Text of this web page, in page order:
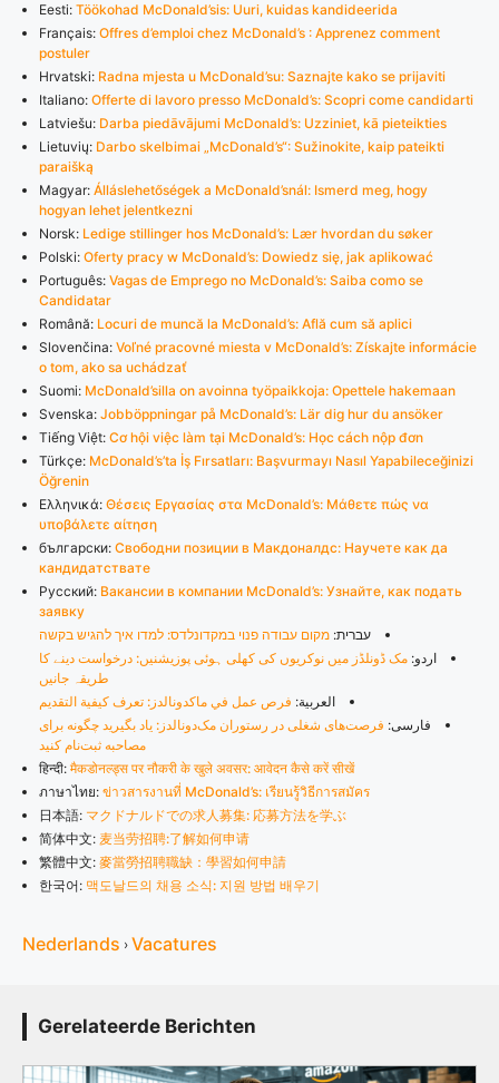
Eesti: Töökohad McDonald’sis: Uuri, kuidas kandideerida
Français: Offres d’emploi chez McDonald’s : Apprenez comment
postuler
Hrvatski: Radna mjesta u McDonald’su: Saznajte kako se prijaviti
Italiano: Offerte di lavoro presso McDonald’s: Scopri come candidarti
Latviešu: Darba piedāvājumi McDonald’s: Uzziniet, kā pieteikties
Lietuvių: Darbo skelbimai „McDonald’s“: Sužinokite, kaip pateikti
paraišką
Magyar: Álláslehetőségek a McDonald’snál: Ismerd meg, hogy
hogyan lehet jelentkezni
Norsk: Ledige stillinger hos McDonald’s: Lær hvordan du søker
Polski: Oferty pracy w McDonald’s: Dowiedz się, jak aplikować
Português: Vagas de Emprego no McDonald’s: Saiba como se
Candidatar
Română: Locuri de muncă la McDonald’s: Află cum să aplici
Slovenčina: Voľné pracovné miesta v McDonald’s: Získajte informácie
o tom, ako sa uchádzať
Suomi: McDonald’silla on avoinna työpaikkoja: Opettele hakemaan
Svenska: Jobböppningar på McDonald’s: Lär dig hur du ansöker
Tiếng Việt: Cơ hội việc làm tại McDonald’s: Học cách nộp đơn
Türkçe: McDonald’s’ta İş Fırsatları: Başvurmayı Nasıl Yapabileceğinizi
Öğrenin
Ελληνικά: Θέσεις Εργασίας στα McDonald’s: Μάθετε πώς να
υποβάλετε αίτηση
български: Свободни позиции в Макдоналдс: Научете как да
кандидатствате
Русский: Вакансии в компании McDonald’s: Узнайте, как подать
заявку
עברית: מקום עבודה פנוי במקדונלדס: למדו איך להגיש בקשה
اردو: مک ڈونلڈز میں نوکریوں کی کھلی ہوئی پوزیشنیں: درخواست دینے کا
طریقہ جانیں
العربية: فرص عمل في ماكدونالدز: تعرف كيفية التقديم
فارسی: فرصت‌های شغلی در رستوران مک‌دونالدز: یاد بگیرید چگونه برای
مصاحبه ثبت‌نام کنید
हिन्दी: मैकडोनल्ड्स पर नौकरी के खुले अवसर: आवेदन कैसे करें सीखें
ภาษาไทย: ข่าวสารงานที่ McDonald’s: เรียนรู้วิธีการสมัคร
日本語: マクドナルドでの求人募集: 応募方法を学ぶ
简体中文: 麦当劳招聘:了解如何申请
繁體中文: 麥當勞招聘職缺：學習如何申請
한국어: 맥도날드의 채용 소식: 지원 방법 배우기
Nederlands › Vacatures
Gerelateerde Berichten